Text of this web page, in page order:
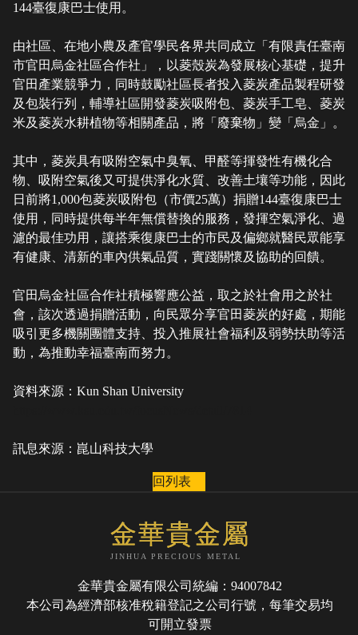
144臺復康巴士使用。
由社區、在地小農及產官學民各界共同成立「有限責任臺南
市官田烏金社區合作社」，以菱殼炭為發展核心基礎，提升
官田產業競爭力，同時鼓勵社區長者投入菱炭產品製程研發
及包裝行列，輔導社區開發菱炭吸附包、菱炭手工皂、菱炭
米及菱炭水耕植物等相關產品，將「廢棄物」變「烏金」。
其中，菱炭具有吸附空氣中臭氧、甲醛等揮發性有機化合
物、吸附空氣後又可提供淨化水質、改善土壤等功能，因此
日前將1,000包菱炭吸附包（市價25萬）捐贈144臺復康巴士
使用，同時提供每半年無償替換的服務，發揮空氣淨化、過
濾的最佳功用，讓搭乘復康巴士的市民及偏鄉就醫民眾能享
有健康、清新的車內供氣品質，實踐關懷及協助的回饋。
官田烏金社區合作社積極響應公益，取之於社會用之於社
會，該次透過捐贈活動，向民眾分享官田菱炭的好處，期能
吸引更多機關團體支持、投入推展社會福利及弱勢扶助等活
動，為推動幸福臺南而努力。
資料來源：Kun Shan University
訊息來源：崑山科技大學
回列表
金華貴金屬
JINHUA PRECIOUS METAL
金華貴金屬有限公司統編：94007842
本公司為經濟部核准稅籍登記之公司行號，每筆交易均
可開立發票